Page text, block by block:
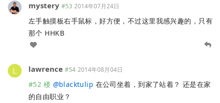
mystery #53 2014年07月24日
左手触摸板右手鼠标，好方便，不过这里我感兴趣的，只有
那个 HHKB
lawrence #54 2014年08月04日
#52 楼 @blacktulip 在公司坐着，到家了站着？ 还是在家
的自由职业？